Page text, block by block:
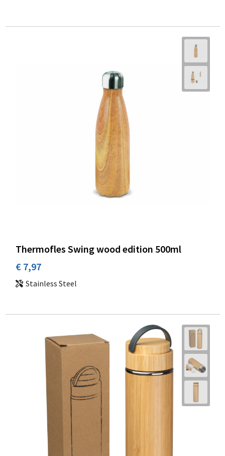
Thermofles Swing wood edition 500ml
€ 7,97
Stainless Steel